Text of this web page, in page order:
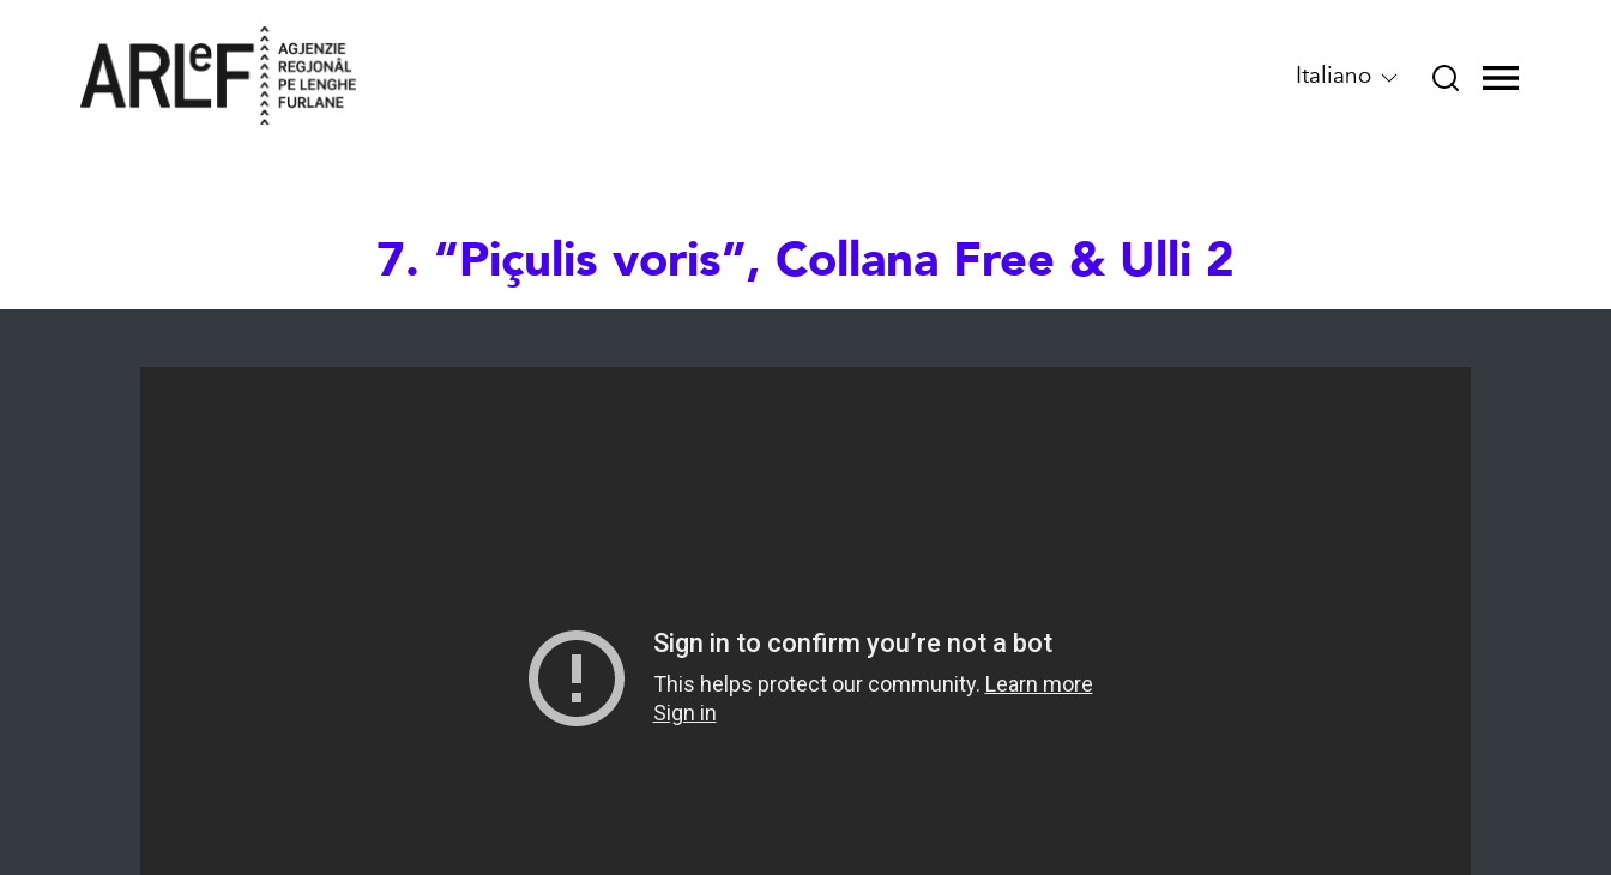
Italiano
7. “Piçulis voris”, Collana Free & Ulli 2